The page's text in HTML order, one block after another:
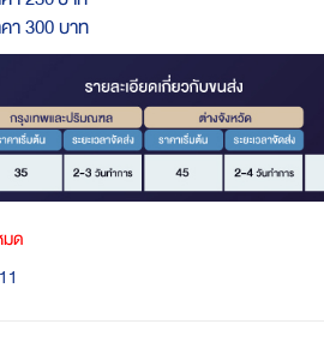
า 300 บาท
ด